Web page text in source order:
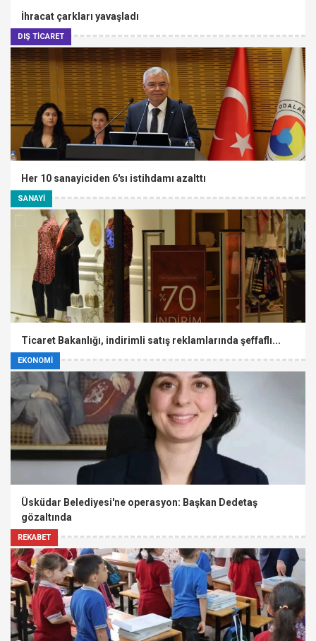
DIŞ TİCARET
İhracat çarkları yavaşladı
SANAYİ
Her 10 sanayiciden 6'sı istihdamı azalttı
EKONOMİ
Ticaret Bakanlığı, indirimli satış reklamlarında şeffaflı...
REKABET
Üsküdar Belediyesi'ne operasyon: Başkan Dedetaş
gözaltında